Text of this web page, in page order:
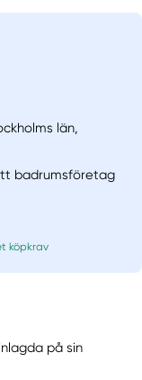
län,
badrumsföretag
köpkrav
på sin